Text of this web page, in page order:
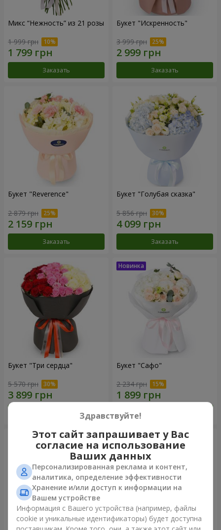
Микс “Нежность” из 21 розы
1 999 грн
Заказать
Букет "Искренность"
3 999 грн
Заказать
Букет "Reverence"
2 879 грн
Заказать
Букет "Голубая сказка"
5 856 грн
Заказать
Букет "Три сердца"
5 570 грн
Букет "Сафо"
2 234 грн
Здравствуйте!
Этот сайт запрашивает у Вас
согласие на использование
Ваших данных
Персонализированная реклама и контент,
аналитика, определение эффективности
Хранение и/или доступ к информации на
Вашем устройстве
Информация с Вашего устройства (например, файлы
cookie и уникальные идентификаторы) будет доступна